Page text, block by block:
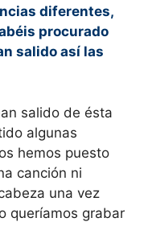
diferentes,
procurado
salido así las
salido de ésta
algunas
hemos puesto
canción ni
una vez
queríamos grabar